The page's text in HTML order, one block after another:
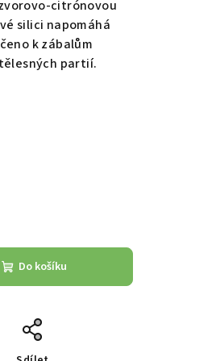
citrónovou
silici napomáhá
k zábalům
partií.
Do košíku